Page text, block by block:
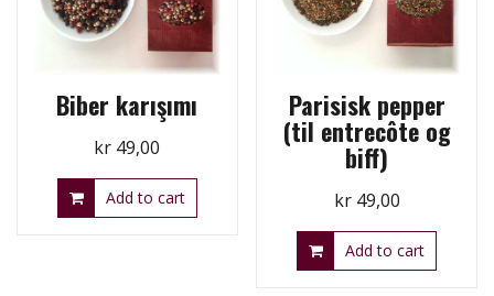
Biber karışımı
kr 49,00
Add to cart
Parisisk pepper
(til entrecôte og
biff)
kr49,00
Add to cart